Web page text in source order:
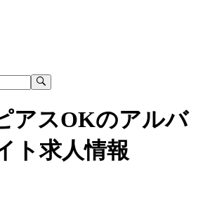
アスOKのアルバ
ト求人情報